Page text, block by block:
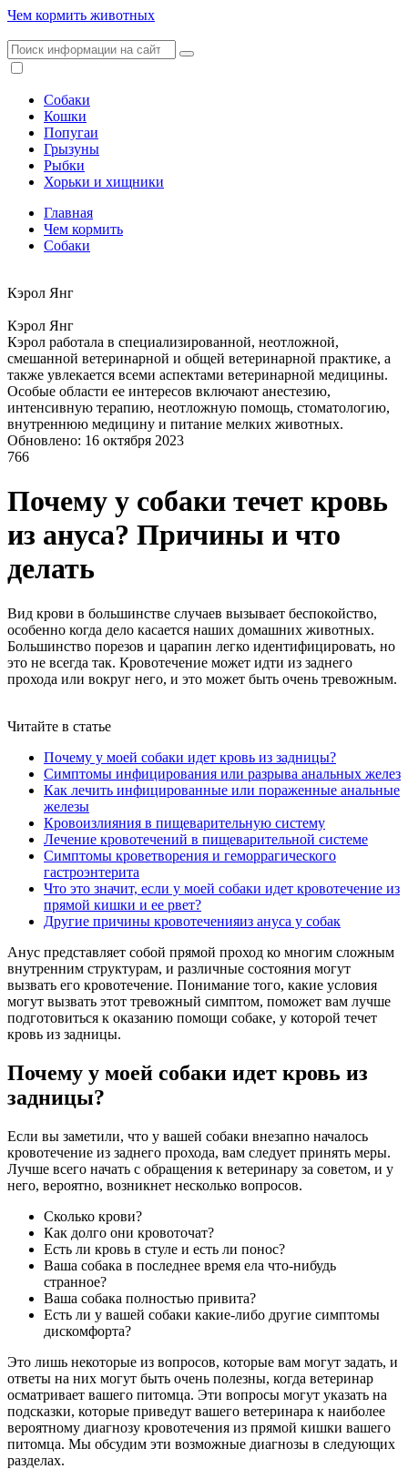
Чем кормить животных
Собаки
Кошки
Попугаи
Грызуны
Рыбки
Хорьки и хищники
Главная
Чем кормить
Собаки
Кэрол Янг
Кэрол Янг
Кэрол работала в специализированной, неотложной,
смешанной ветеринарной и общей ветеринарной практике, а
также увлекается всеми аспектами ветеринарной медицины.
Особые области ее интересов включают анестезию,
интенсивную терапию, неотложную помощь, стоматологию,
внутреннюю медицину и питание мелких животных.
Обновлено: 16 октября 2023
766
Почему у собаки течет кровь
из ануса? Причины и что
делать
Вид крови в большинстве случаев вызывает беспокойство,
особенно когда дело касается наших домашних животных.
Большинство порезов и царапин легко идентифицировать, но
это не всегда так. Кровотечение может идти из заднего
прохода или вокруг него, и это может быть очень тревожным.
Читайте в статье
Почему у моей собаки идет кровь из задницы?
Симптомы инфицирования или разрыва анальных желез
Как лечить инфицированные или пораженные анальные
железы
Кровоизлияния в пищеварительную систему
Лечение кровотечений в пищеварительной системе
Симптомы кроветворения и геморрагического
гастроэнтерита
Что это значит, если у моей собаки идет кровотечение из
прямой кишки и ее рвет?
Другие причины кровотеченияиз ануса у собак
Анус представляет собой прямой проход ко многим сложным
внутренним структурам, и различные состояния могут
вызвать его кровотечение. Понимание того, какие условия
могут вызвать этот тревожный симптом, поможет вам лучше
подготовиться к оказанию помощи собаке, у которой течет
кровь из задницы.
Почему у моей собаки идет кровь из
задницы?
Если вы заметили, что у вашей собаки внезапно началось
кровотечение из заднего прохода, вам следует принять меры.
Лучше всего начать с обращения к ветеринару за советом, и у
него, вероятно, возникнет несколько вопросов.
Сколько крови?
Как долго они кровоточат?
Есть ли кровь в стуле и есть ли понос?
Ваша собака в последнее время ела что-нибудь
странное?
Ваша собака полностью привита?
Есть ли у вашей собаки какие-либо другие симптомы
дискомфорта?
Это лишь некоторые из вопросов, которые вам могут задать, и
ответы на них могут быть очень полезны, когда ветеринар
осматривает вашего питомца. Эти вопросы могут указать на
подсказки, которые приведут вашего ветеринара к наиболее
вероятному диагнозу кровотечения из прямой кишки вашего
питомца. Мы обсудим эти возможные диагнозы в следующих
разделах.